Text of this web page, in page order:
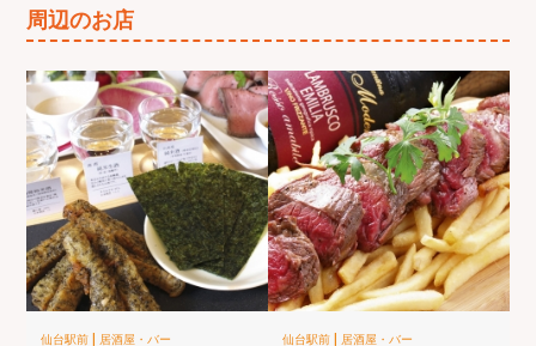
周辺のお店
仙台駅前 | 居酒屋・バー 仙台駅前 | 居酒屋・バー